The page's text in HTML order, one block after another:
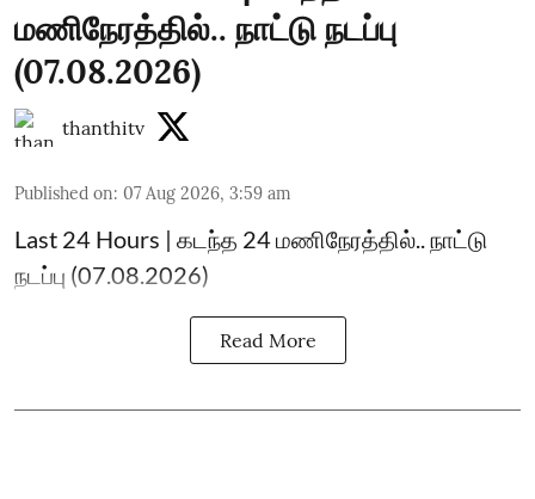
மணிநேரத்தில்.. நாட்டு நடப்பு
(07.08.2026)
thanthitv
Published on: 07 Aug 2026, 3:59 am
Last 24 Hours | கடந்த 24 மணிநேரத்தில்.. நாட்டு
நடப்பு (07.08.2026)
Read More